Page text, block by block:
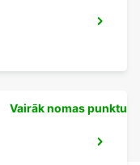
Vairāk nomas punktu